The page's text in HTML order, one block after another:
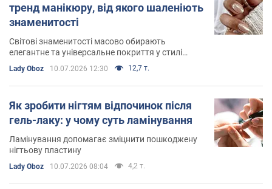
тренд манікюру, від якого шаленіють
знаменитості
Світові знаменитості масово обирають
елегантне та універсальне покриття у стилі
Lady Oboz 10.07.2026 12:30 12,7 т.
Як зробити нігтям відпочинок після
гель-лаку: у чому суть ламінування
Ламінування допомагає зміцнити пошкоджену
нігтьову пластину
Lady Oboz 10.07.2026 08:04 4,2 т.